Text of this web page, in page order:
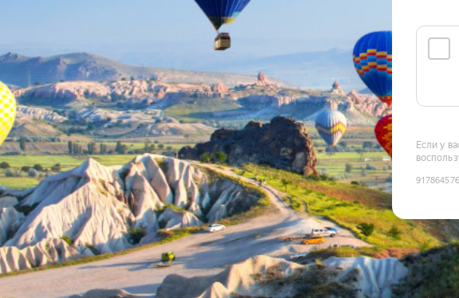
Если у